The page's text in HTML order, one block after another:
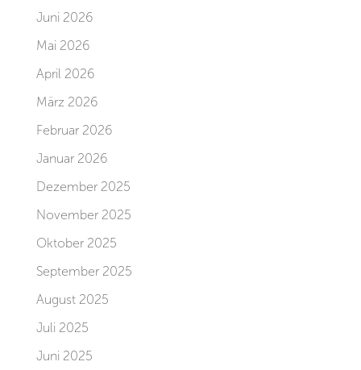
Juni 2026
Mai 2026
April 2026
März 2026
Februar 2026
Januar 2026
Dezember 2025
November 2025
Oktober 2025
September 2025
August 2025
Juli 2025
Juni 2025